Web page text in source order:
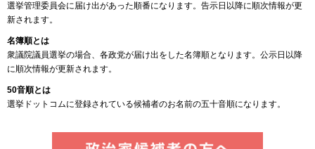
選挙管理委員会に届け出があった順番になります。告示日以降に順次情報が更
新されます。
名簿順とは
衆議院議員選挙の場合、各政党が届け出をした名簿順となります。公示日以降
に順次情報が更新されます。
50音順とは
選挙ドットコムに登録されている候補者のお名前の五十音順になります。